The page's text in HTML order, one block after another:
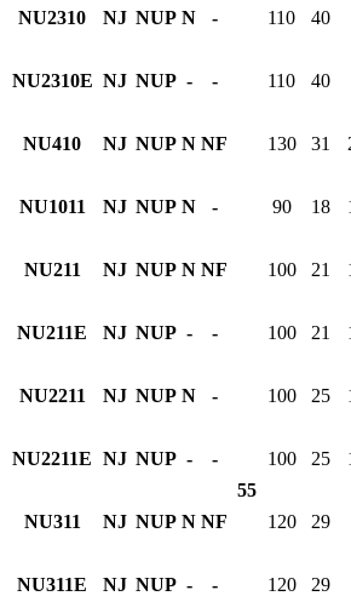
NU2310 NJ NUP N - 110 40
NU2310E NJ NUP - - 110 40
NU410 NJ NUP N NF 130 31
NU1011 NJ NUP N -
55
90 18
NU211 NJ NUP N NF 100 21
NU211E NJ NUP - - 100 21
NU2211 NJ NUP N - 100 25
NU2211E NJ NUP - - 100 25
NU311 NJ NUP N NF 120 29
NU311E NJ NUP - - 120 29